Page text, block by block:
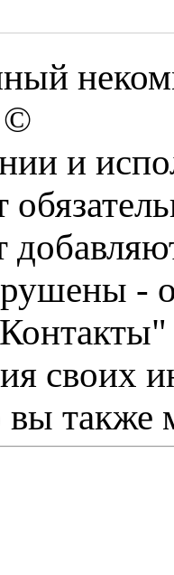
©
и
-
своих
также